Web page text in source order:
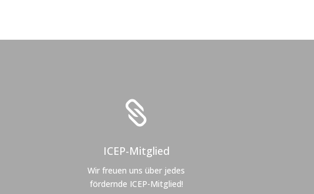

ICEP-Mitglied
Wir freuen uns über jedes
fördernde ICEP-Mitglied!